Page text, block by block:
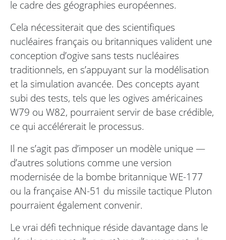
le cadre des géographies européennes.
Cela nécessiterait que des scientifiques
nucléaires français ou britanniques valident une
conception d’ogive sans tests nucléaires
traditionnels, en s’appuyant sur la modélisation
et la simulation avancée. Des concepts ayant
subi des tests, tels que les ogives américaines
W79 ou W82, pourraient servir de base crédible,
ce qui accélérerait le processus.
Il ne s’agit pas d’imposer un modèle unique —
d’autres solutions comme une version
modernisée de la bombe britannique WE-177
ou la française AN-51 du missile tactique Pluton
pourraient également convenir.
Le vrai défi technique réside davantage dans le